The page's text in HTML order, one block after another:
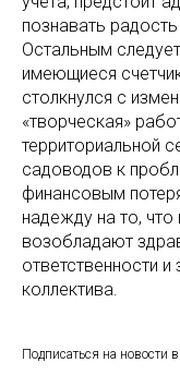
познавать
Остальным
имеющиеся
столкнулся с
«творческая»
территориальной
садоводов к
финансовым
надежду на то,
возобладают
ответственности
коллектива.
Подписаться на новости